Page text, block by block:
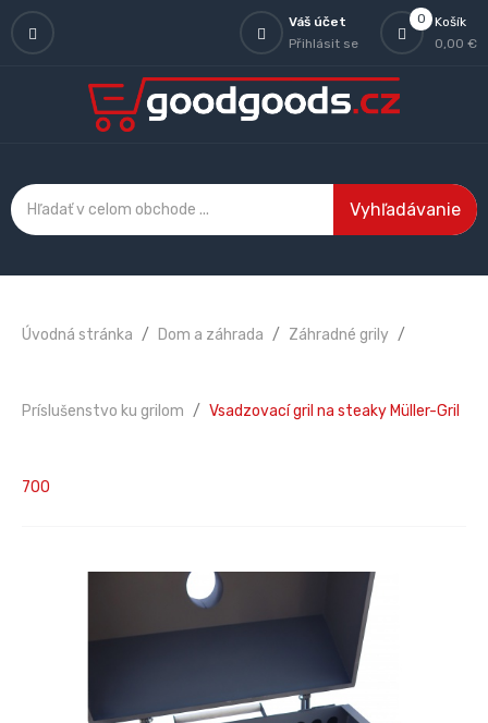
0
Košík
0,00 €
Váš účet
Přihlásit se
Vyhľadávanie
Úvodná stránka Dom a záhrada Záhradné grily
Príslušenstvo ku grilom Vsadzovací gril na steaky Müller-Gril
700